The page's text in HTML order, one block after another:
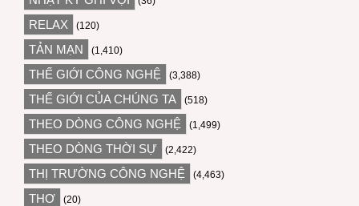
RELAX (120)
TẢN MẠN (1,410)
THẾ GIỚI CÔNG NGHỆ (3,388)
THẾ GIỚI CỦA CHÚNG TA (518)
THEO DÒNG CÔNG NGHỆ (1,499)
THEO DÒNG THỜI SỰ (2,422)
THỊ TRƯỜNG CÔNG NGHỆ (4,463)
THƠ (20)